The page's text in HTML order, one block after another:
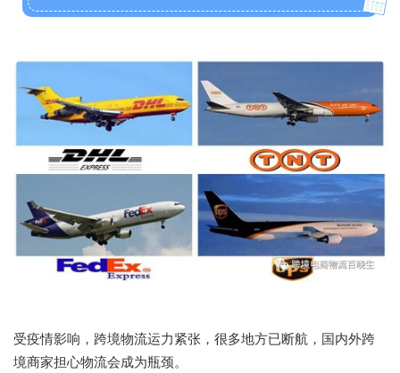
受疫情影响，跨境物流运力紧张，很多地方已断航，国内外跨
境商家担心物流会成为瓶颈。